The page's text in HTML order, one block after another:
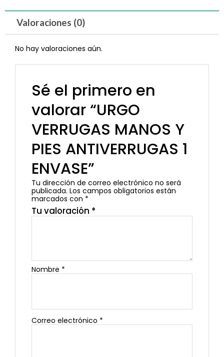
Valoraciones (0)
No hay valoraciones aún.
Sé el primero en
valorar “URGO
VERRUGAS MANOS Y
PIES ANTIVERRUGAS 1
ENVASE”
Tu dirección de correo electrónico no será
publicada. Los campos obligatorios están
marcados con *
Tu valoración *
Nombre *
Correo electrónico *